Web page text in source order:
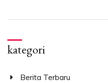
kategori
Berita Terbaru